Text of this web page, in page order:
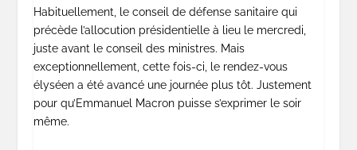
Habituellement, le conseil de défense sanitaire qui
précède l’allocution présidentielle à lieu le mercredi,
juste avant le conseil des ministres. Mais
exceptionnellement, cette fois-ci, le rendez-vous
élyséen a été avancé une journée plus tôt. Justement
pour qu’Emmanuel Macron puisse s’exprimer le soir
même.